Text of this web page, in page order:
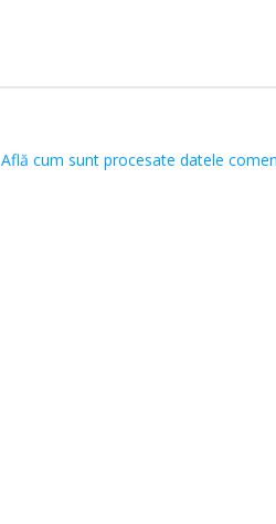
Află cum sunt procesate datele